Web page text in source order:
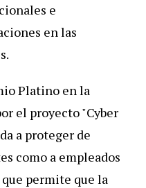
e
en las
Platino en la
el proyecto "Cyber
a proteger de
como a empleados
permite que la